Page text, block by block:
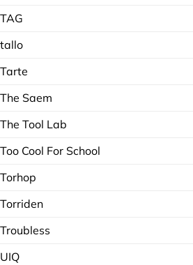
TAG
tallo
Tarte
The Saem
The Tool Lab
Too Cool For School
Torhop
Torriden
Troubless
UIQ